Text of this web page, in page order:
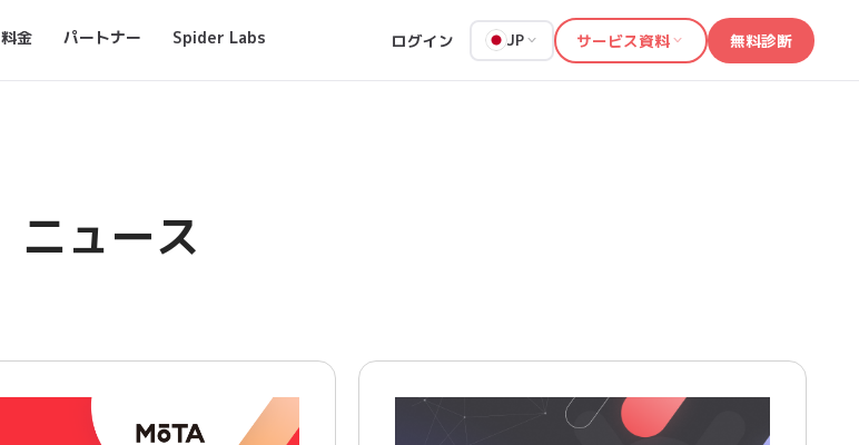
料金 パートナー Spider Labs ログイン JP サービス資料 無料診断
ニュース